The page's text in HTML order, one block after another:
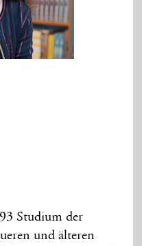
Studium der
und älteren